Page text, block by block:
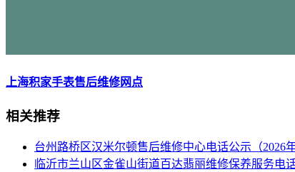
上海积家手表售后维修网点
相关推荐
台州路桥区汉米尔顿售后维修中心电话公示（2026
临沂市兰山区金雀山街道百达翡丽维修保养服务电